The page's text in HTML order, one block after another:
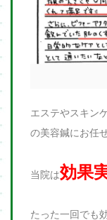
エステやスキン
の美容鍼にお任
当院は効果
たった一回でも